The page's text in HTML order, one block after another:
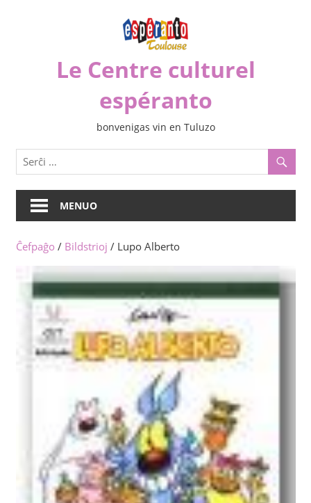
Le Centre culturel
espéranto
bonvenigas vin en Tuluzo
MENUO
Ĉefpaĝo / Bildstrioj / Lupo Alberto